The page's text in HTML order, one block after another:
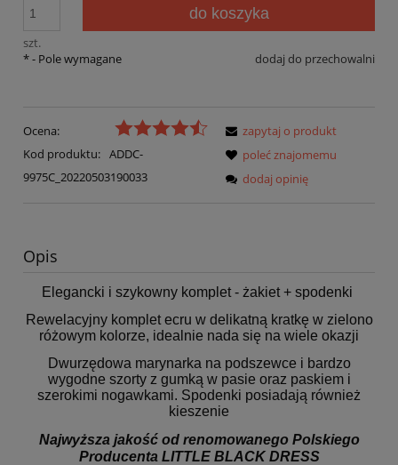
szt.
do koszyka
dodaj do przechowalni
*- Pole wymagane
Ocena:
Kod produktu: ADDC-
9975C_20220503190033
zapytaj o produkt
poleć znajomemu
dodaj opinię
Opis
Elegancki i szykowny komplet - żakiet + spodenki
Rewelacyjny komplet ecru w delikatną kratkę w zielono
różowym kolorze, idealnie nada się na wiele okazji
Dwurzędowa marynarka na podszewce i bardzo
wygodne szorty z gumką w pasie oraz paskiem i
szerokimi nogawkami. Spodenki posiadają również
kieszenie
Najwyższa jakość od renomowanego Polskiego
Producenta LITTLE BLACK DRESS